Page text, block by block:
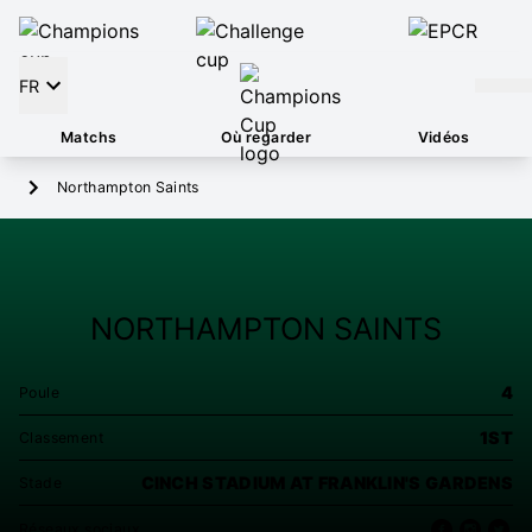
FR
Matchs Où regarder Vidéos
Northampton Saints
NORTHAMPTON SAINTS
Poule 4
Classement 1ST